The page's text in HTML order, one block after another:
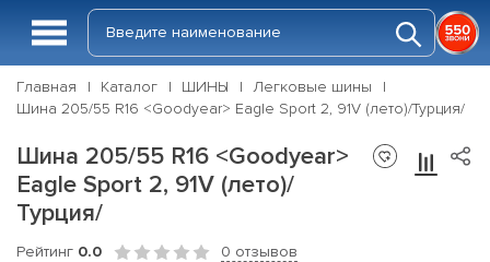
Главная Каталог ШИНЫ
Легковые шины
Шина 205/55 R16 <Goodyear> Eagle Sport 2, 91V (лето)/Турция/
Шина 205/55 R16 <Goodyear>
Eagle Sport 2, 91V (лето)/
Турция/
Рейтинг 0.0 0 отзывов